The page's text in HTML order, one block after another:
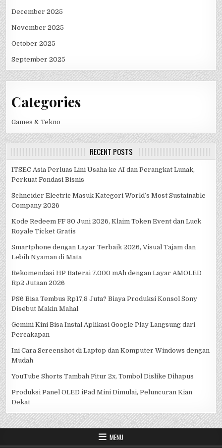
December 2025
November 2025
October 2025
September 2025
Categories
Games & Tekno
RECENT POSTS
ITSEC Asia Perluas Lini Usaha ke AI dan Perangkat Lunak,
Perkuat Fondasi Bisnis
Schneider Electric Masuk Kategori World’s Most Sustainable
Company 2026
Kode Redeem FF 30 Juni 2026, Klaim Token Event dan Luck
Royale Ticket Gratis
Smartphone dengan Layar Terbaik 2026, Visual Tajam dan
Lebih Nyaman di Mata
Rekomendasi HP Baterai 7.000 mAh dengan Layar AMOLED
Rp2 Jutaan 2026
PS6 Bisa Tembus Rp17,8 Juta? Biaya Produksi Konsol Sony
Disebut Makin Mahal
Gemini Kini Bisa Instal Aplikasi Google Play Langsung dari
Percakapan
Ini Cara Screenshot di Laptop dan Komputer Windows dengan
Mudah
YouTube Shorts Tambah Fitur 2x, Tombol Dislike Dihapus
Produksi Panel OLED iPad Mini Dimulai, Peluncuran Kian
Dekat
MENU